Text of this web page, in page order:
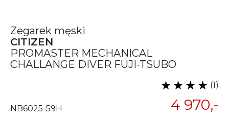
Zegarek męski
CITIZEN
PROMASTER MECHANICAL
CHALLANGE DIVER FUJI-TSUBO
(1)
NB6025-59H 4 970,-